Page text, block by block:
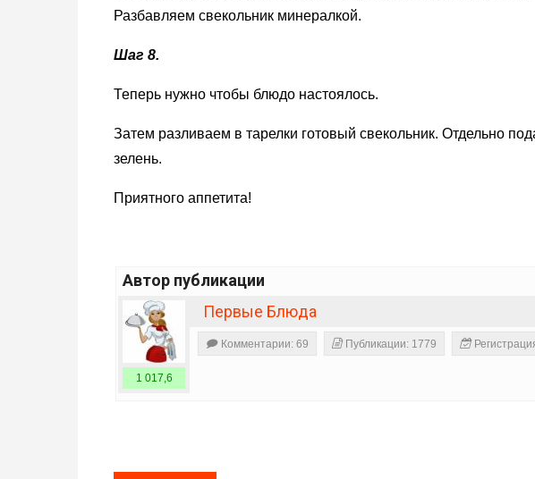
Разбавляем свекольник минералкой.
Шаг 8.
Теперь нужно чтобы блюдо настоялось.
Затем разливаем в тарелки готовый свекольник. Отдельно
зелень.
Приятного аппетита!
Автор публикации
Первые Блюда
1 017,6
Комментарии: 69 Публикации: 1779